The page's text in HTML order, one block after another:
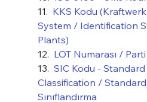
11. KKS Kodu
System / Identification
Plants)
12. LOT Numarası /
13. SIC Kodu -
Classification /
Sınıflandırma